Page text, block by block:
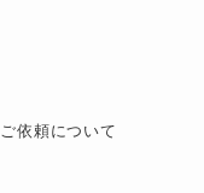
ご依頼について